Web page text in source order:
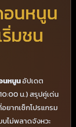
อนหนูน
มชน
นหนูนอัปเดต
น.) สรุปคู่เด่น
ยากเช็กโปรแกรม
ไม่พลาดจังหวะ